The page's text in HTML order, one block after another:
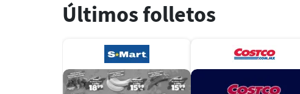
Últimos folletos